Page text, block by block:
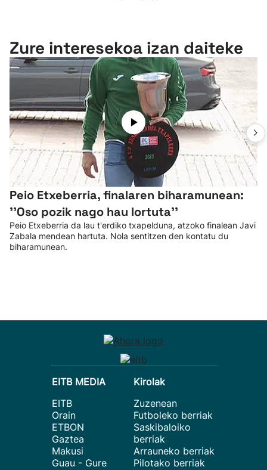
Zure interesekoa izan daiteke
Peio Etxeberria, finalaren biharamunean:
''Oso pozik nago hau lortuta''
Peio Etxeberria da lau t'erdiko txapelduna, atzoko finalean Javi
Zabala mendean hartuta. Nola sentitzen den kontatu du
biharamunean.
EITB MEDIA
EITB
Orain
ETBON
Gaztea
Makusi
Guau - Gure
Kirolak
Zuzenean
Futboleko berriak
Saskibaloiko
berriak
Arrauneko berriak
Pilotako berriak